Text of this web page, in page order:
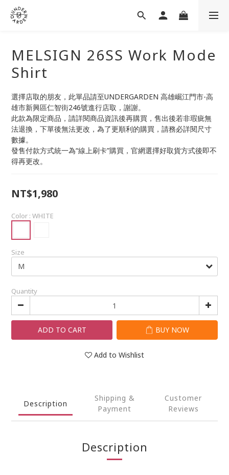
MELSIGN 26SS Work Mode
Shirt
選擇店取的朋友，此單品請至UNDERGARDEN 高雄崛江門市-高
雄市新興區仁智街246號進行店取，謝謝。
此款為限定商品，請詳閱商品資訊後再購買，售出後若非瑕疵無
法退換，下單後無法更改，為了更順利的購買，請務必詳閱尺寸
數據。
發售付款方式統一為“線上刷卡”購買，官網選擇好取貨方式後即不
得再更改。
NT$1,980
Color : WHITE
Size
Quantity
ADD TO CART BUY NOW
Add to Wishlist
Description
Shipping &
Payment
Customer
Reviews
Description